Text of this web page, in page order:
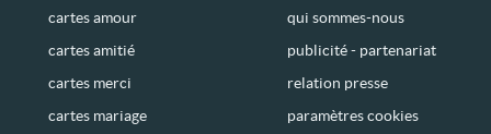
cartes amour
cartes amitié
cartes merci
cartes mariage
qui sommes-nous
publicité - partenariat
relation presse
paramètres cookies